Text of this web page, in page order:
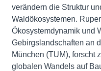
verändern die Struktur
Waldökosystemen.
Ökosystemdynamik und
Gebirgslandschaften an
München (TUM), forscht
globalen Wandels auf